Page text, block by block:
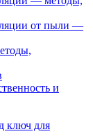
от пыли —
и
ключ для